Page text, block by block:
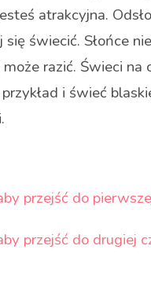
atrakcyjna.
się świecić. Słońce
razić. Świeci na
i świeć
przejść do
przejść do drugiej